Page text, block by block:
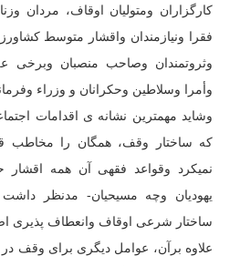
کارگزاران ومتولیان اوقاف، مردان
فقرا ونیازمندان واقشار متوسط
وثروتمندان وصاحب منصبان وبرخی
وأمرا وسلاطین وحکرانان و وزراء
وشاید مهمترین نشانه ی اقدامات
که ساختار وقف، همگان را مخاطب
نمیکرد وقواعد فقهی آن همه اقشار
یهودیان وچه مسیحیان- مدنظر
ساختار شرعی اوقاف وانعطاف پذیری
علاوه برآن، عوامل دیگری برای وقف